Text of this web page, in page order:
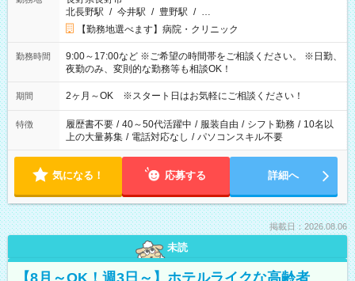
北長野駅 / 今井駅 / 豊野駅 / …
【勤務地選べます】病院・クリニック
勤務時間
9:00～17:00など ※ご希望の時間帯をご相談ください。 ※日勤、
夜勤のみ、変則的な勤務等も相談OK！
期間 2ヶ月～OK ※スタート日はお気軽にご相談ください！
特徴 履歴書不要 / 40～50代活躍中 / 服装自由 / シフト勤務 / 10名以
上の大量募集 / 電話対応なし / パソコンスキル不要
気になる！ 応募する 詳細へ
掲載日：2026.08.06
未読
【8月～OK！週3日～】ホテルライクな高齢者